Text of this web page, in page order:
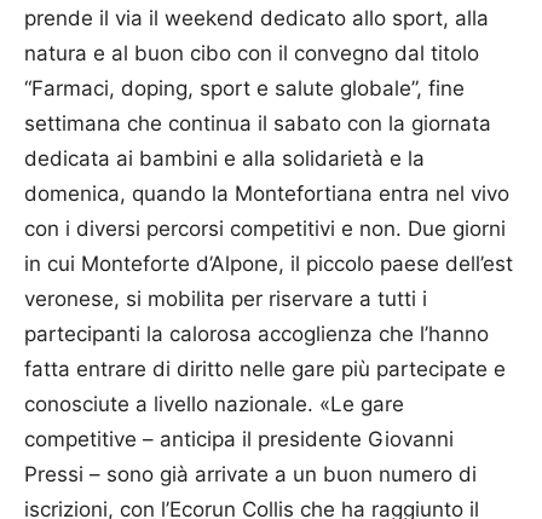
prende il via il weekend dedicato allo sport, alla
natura e al buon cibo con il convegno dal titolo
“Farmaci, doping, sport e salute globale”, fine
settimana che continua il sabato con la giornata
dedicata ai bambini e alla solidarietà e la
domenica, quando la Montefortiana entra nel vivo
con i diversi percorsi competitivi e non. Due giorni
in cui Monteforte d’Alpone, il piccolo paese dell’est
veronese, si mobilita per riservare a tutti i
partecipanti la calorosa accoglienza che l’hanno
fatta entrare di diritto nelle gare più partecipate e
conosciute a livello nazionale. «Le gare
competitive – anticipa il presidente Giovanni
Pressi – sono già arrivate a un buon numero di
iscrizioni, con l’Ecorun Collis che ha raggiunto il